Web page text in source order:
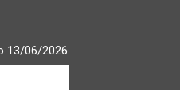
13/06/2026